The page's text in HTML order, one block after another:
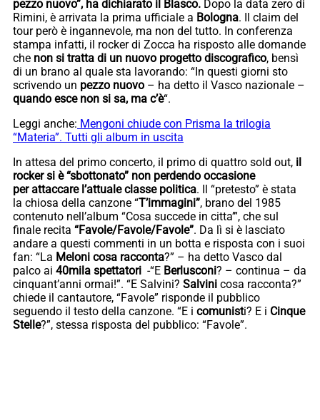
pezzo nuovo”, ha dichiarato il Blasco. Dopo la data zero di
Rimini, è arrivata la prima ufficiale a Bologna. Il claim del
tour però è ingannevole, ma non del tutto. In conferenza
stampa infatti, il rocker di Zocca ha risposto alle domande
che non si tratta di un nuovo progetto discografico, bensì
di un brano al quale sta lavorando: “In questi giorni sto
scrivendo un pezzo nuovo – ha detto il Vasco nazionale –
quando esce non si sa, ma c’è“.
Leggi anche: Mengoni chiude con Prisma la trilogia
“Materia”. Tutti gli album in uscita
In attesa del primo concerto, il primo di quattro sold out, il
rocker si è “sbottonato” non perdendo occasione
per attaccare l’attuale classe politica. Il “pretesto” è stata
la chiosa della canzone “T’immagini”, brano del 1985
contenuto nell’album “Cosa succede in citta’”, che sul
finale recita “Favole/Favole/Favole”. Da lì si è lasciato
andare a questi commenti in un botta e risposta con i suoi
fan: “La Meloni cosa racconta?” – ha detto Vasco dal
palco ai 40mila spettatori -“E Berlusconi? – continua – da
cinquant’anni ormai!”. “E Salvini? Salvini cosa racconta?”
chiede il cantautore, “Favole” risponde il pubblico
seguendo il testo della canzone. “E i comunisti? E i Cinque
Stelle?”, stessa risposta del pubblico: “Favole”.